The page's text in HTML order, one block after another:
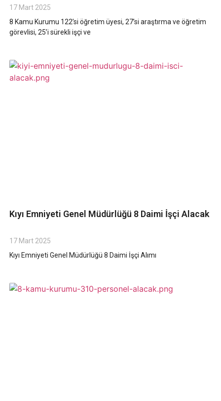
17 Mart 2025
8 Kamu Kurumu 122’si öğretim üyesi, 27’si araştırma ve öğretim
görevlisi, 25’i sürekli işçi ve
Kıyı Emniyeti Genel Müdürlüğü 8 Daimi İşçi Alacak
17 Mart 2025
Kıyı Emniyeti Genel Müdürlüğü 8 Daimi İşçi Alımı